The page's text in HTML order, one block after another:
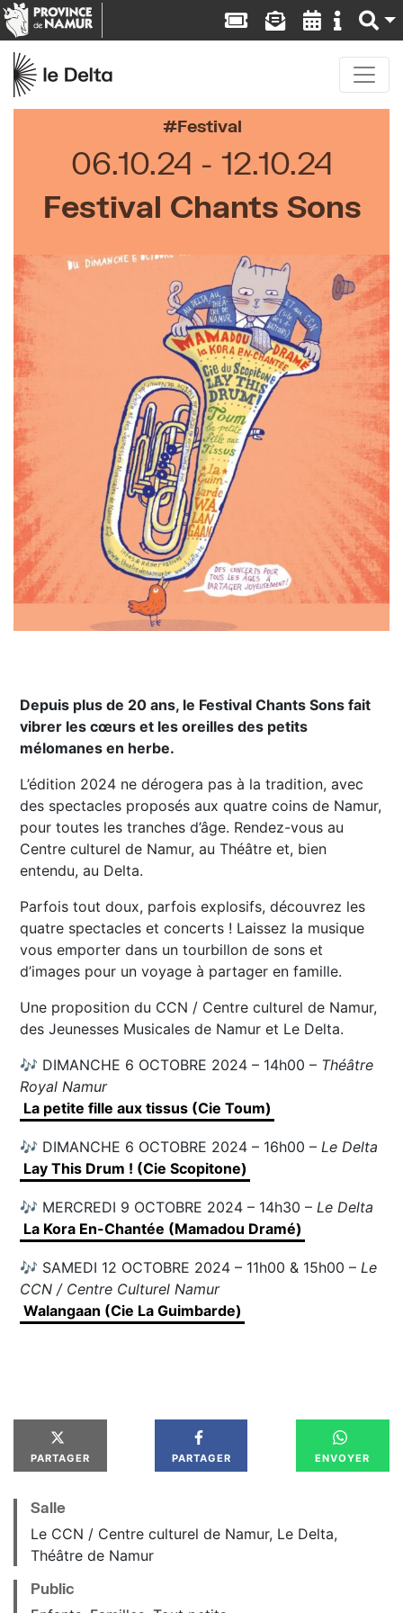
Festival
06.10.24
12.10.24
Festival Chants Sons
Depuis plus de 20 ans, le Festival Chants Sons fait
vibrer les cœurs et les oreilles des petits
mélomanes en herbe.
L’édition 2024 ne dérogera pas à la tradition, avec
des spectacles proposés aux quatre coins de Namur,
pour toutes les tranches d’âge. Rendez-vous au
Centre culturel de Namur, au Théâtre et, bien
entendu, au Delta.
Parfois tout doux, parfois explosifs, découvrez les
quatre spectacles et concerts ! Laissez la musique
vous emporter dans un tourbillon de sons et
d’images pour un voyage à partager en famille.
Une proposition du CCN / Centre culturel de Namur,
des Jeunesses Musicales de Namur et Le Delta.
🎶 DIMANCHE 6 OCTOBRE 2024 – 14h00 – Théâtre
Royal Namur
La petite fille aux tissus (Cie Toum)
🎶 DIMANCHE 6 OCTOBRE 2024 – 16h00 – Le Delta
Lay This Drum ! (Cie Scopitone)
🎶 MERCREDI 9 OCTOBRE 2024 – 14h30 – Le Delta
La Kora En-Chantée (Mamadou Dramé)
🎶 SAMEDI 12 OCTOBRE 2024 – 11h00 & 15h00 –Le
CCN / Centre Culturel Namur
Walangaan (Cie La Guimbarde)
PARTAGER PARTAGER ENVOYER
Salle
Le CCN / Centre culturel de Namur, Le Delta,
Théâtre de Namur
Public